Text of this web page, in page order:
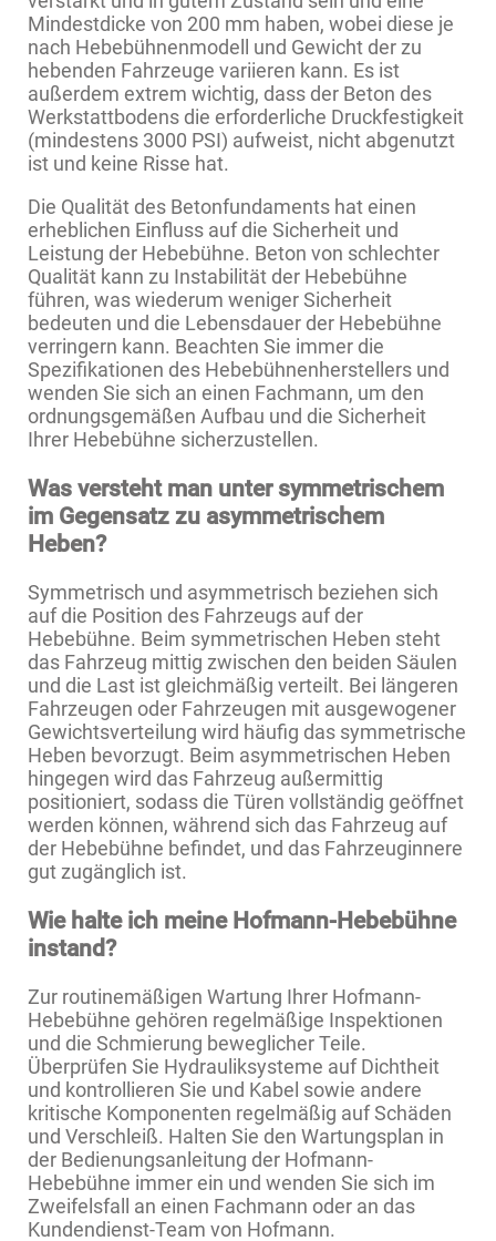
Mindestdicke von 200 mm haben, wobei diese je
nach Hebebühnenmodell und Gewicht der zu
hebenden Fahrzeuge variieren kann. Es ist
außerdem extrem wichtig, dass der Beton des
Werkstattbodens die erforderliche Druckfestigkeit
(mindestens 3000 PSI) aufweist, nicht abgenutzt
ist und keine Risse hat.
Die Qualität des Betonfundaments hat einen
erheblichen Einfluss auf die Sicherheit und
Leistung der Hebebühne. Beton von schlechter
Qualität kann zu Instabilität der Hebebühne
führen, was wiederum weniger Sicherheit
bedeuten und die Lebensdauer der Hebebühne
verringern kann. Beachten Sie immer die
Spezifikationen des Hebebühnenherstellers und
wenden Sie sich an einen Fachmann, um den
ordnungsgemäßen Aufbau und die Sicherheit
Ihrer Hebebühne sicherzustellen.
Was versteht man unter symmetrischem
im Gegensatz zu asymmetrischem
Heben?
Symmetrisch und asymmetrisch beziehen sich
auf die Position des Fahrzeugs auf der
Hebebühne. Beim symmetrischen Heben steht
das Fahrzeug mittig zwischen den beiden Säulen
und die Last ist gleichmäßig verteilt. Bei längeren
Fahrzeugen oder Fahrzeugen mit ausgewogener
Gewichtsverteilung wird häufig das symmetrische
Heben bevorzugt. Beim asymmetrischen Heben
hingegen wird das Fahrzeug außermittig
positioniert, sodass die Türen vollständig geöffnet
werden können, während sich das Fahrzeug auf
der Hebebühne befindet, und das Fahrzeuginnere
gut zugänglich ist.
Wie halte ich meine Hofmann-Hebebühne
instand?
Zur routinemäßigen Wartung Ihrer Hofmann-
Hebebühne gehören regelmäßige Inspektionen
und die Schmierung beweglicher Teile.
Überprüfen Sie Hydrauliksysteme auf Dichtheit
und kontrollieren Sie und Kabel sowie andere
kritische Komponenten regelmäßig auf Schäden
und Verschleiß. Halten Sie den Wartungsplan in
der Bedienungsanleitung der Hofmann-
Hebebühne immer ein und wenden Sie sich im
Zweifelsfall an einen Fachmann oder an das
Kundendienst-Team von Hofmann.